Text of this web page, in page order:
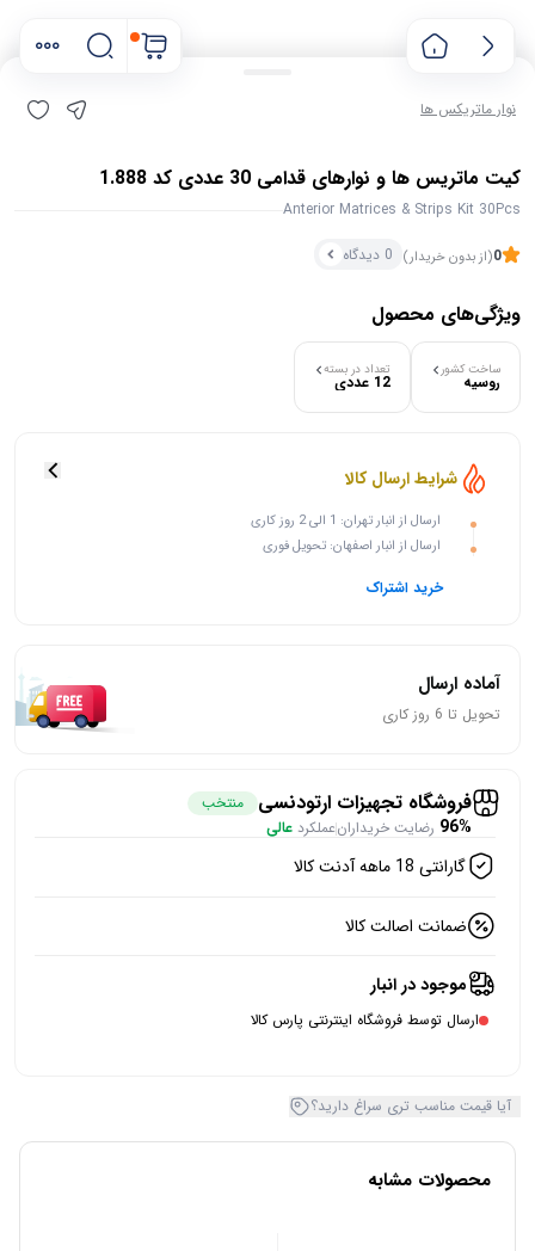
نوار ماتریکس ها
کیت ماتریس ها و نوارهای قدامی 30 عددی کد 1.888
Anterior Matrices & Strips Kit 30Pcs
0(از بدون خریدار) 0 دیدگاه
ویژگی‌های محصول
ساخت کشور
روسیه
تعداد در بسته
12 عددی
شرایط ارسال کالا
ارسال از انبار تهران: 1 الی 2 روز کاری
ارسال از انبار اصفهان: تحویل فوری
خرید اشتراک
آماده ارسال
تحویل تا 6 روز کاری
فروشگاه تجهیزات ارتودنسی منتخب
96% رضایت خریدارانعملکرد عالی
گارانتی 18 ماهه آدنت کالا
ضمانت اصالت کالا
موجود در انبار
ارسال توسط فروشگاه اینترنتی پارس کالا
آیا قیمت مناسب تری سراغ دارید؟
محصولات مشابه